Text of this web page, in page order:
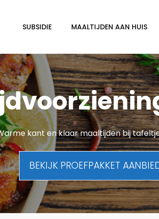
SUBSIDIE MAALTIJDEN AAN HUIS
kant en klaar maaltijden bij
BEKIJK PROEFPAKKET